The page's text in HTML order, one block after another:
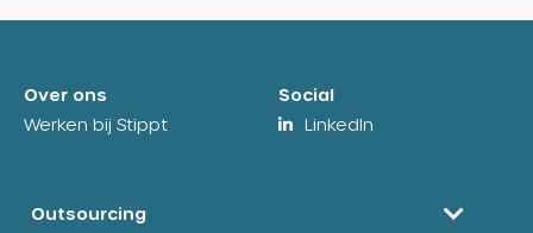
Over ons
Werken bij Stippt
Social
LinkedIn
Outsourcing